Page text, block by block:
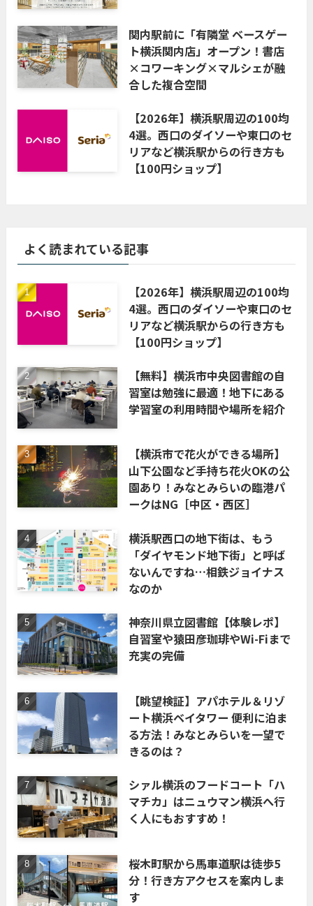
関内駅前に「有隣堂 ベースゲー
ト横浜関内店」オープン！書店
×コワーキング×マルシェが融
合した複合空間
【2026年】横浜駅周辺の100均
4選。西口のダイソーや東口のセ
リアなど横浜駅からの行き方も
【100円ショップ】
よく読まれている記事
【2026年】横浜駅周辺の100均
4選。西口のダイソーや東口のセ
リアなど横浜駅からの行き方も
【100円ショップ】
【無料】横浜市中央図書館の自
習室は勉強に最適！地下にある
学習室の利用時間や場所を紹介
【横浜市で花火ができる場所】
山下公園など手持ち花火OKの公
園あり！みなとみらいの臨港パ
ークはNG［中区・西区］
横浜駅西口の地下街は、もう
「ダイヤモンド地下街」と呼ば
ないんですね…相鉄ジョイナス
なのか
神奈川県立図書館【体験レポ】
自習室や猿田彦珈琲やWi-Fiまで
充実の完備
【眺望検証】アパホテル＆リゾ
ート横浜ベイタワー 便利に泊ま
る方法！みなとみらいを一望で
きるのは？
シァル横浜のフードコート「ハ
マチカ」はニュウマン横浜へ行
く人にもおすすめ！
桜木町駅から馬車道駅は徒歩5
分！行き方アクセスを案内しま
す